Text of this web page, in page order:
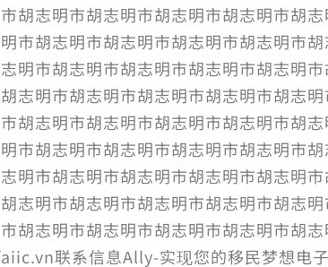
胡志明市胡志明市胡志明市胡志明市胡
市胡志明市胡志明市胡志明市胡志明市
明市胡志明市胡志明市胡志明市胡志明
志明市胡志明市胡志明市胡志明市胡志
胡志明市胡志明市胡志明市胡志明市胡
市胡志明市胡志明市胡志明市胡志明市
明市胡志明市胡志明市胡志明市胡志明
志明市胡志明市胡志明市胡志明市胡志
胡志明市胡志明市胡志明市胡志明市胡
联系信息Ally-实现您的移民梦想电